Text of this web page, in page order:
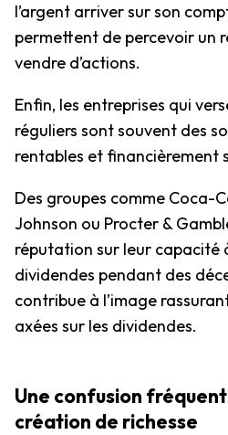
l’argent arriver sur son
permettent de percevoir un
vendre d’actions.
Enfin, les entreprises qui
réguliers sont souvent des
rentables et financièrement
Des groupes comme Coca-
Johnson ou Procter &
réputation sur leur capacité
dividendes pendant des
contribue à l’image
axées sur les dividendes.
Une confusion
création de richesse